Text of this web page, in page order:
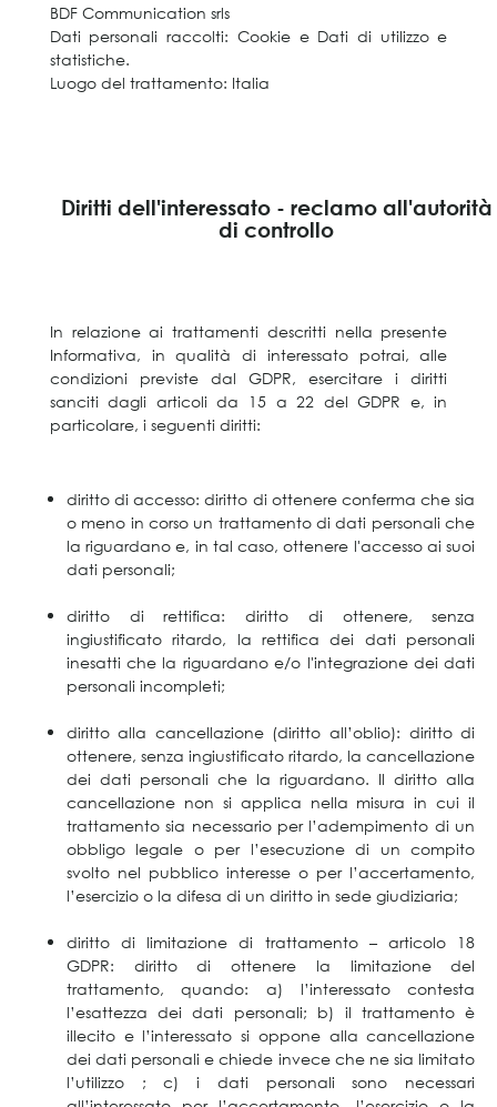
BDF Communication srls
Dati personali raccolti: Cookie e Dati di utilizzo e
statistiche.
Luogo del trattamento: Italia
Diritti dell'interessato - reclamo all'autorità
di controllo
In relazione ai trattamenti descritti nella presente
Informativa, in qualità di interessato potrai, alle
condizioni previste dal GDPR, esercitare i diritti
sanciti dagli articoli da 15 a 22 del GDPR e, in
particolare, i seguenti diritti:
diritto di accesso: diritto di ottenere conferma che sia
o meno in corso un trattamento di dati personali che
la riguardano e, in tal caso, ottenere l'accesso ai suoi
dati personali;
diritto di rettifica: diritto di ottenere, senza
ingiustificato ritardo, la rettifica dei dati personali
inesatti che la riguardano e/o l'integrazione dei dati
personali incompleti;
diritto alla cancellazione (diritto all’oblio): diritto di
ottenere, senza ingiustificato ritardo, la cancellazione
dei dati personali che la riguardano. Il diritto alla
cancellazione non si applica nella misura in cui il
trattamento sia necessario per l’adempimento di un
obbligo legale o per l’esecuzione di un compito
svolto nel pubblico interesse o per l’accertamento,
l’esercizio o la difesa di un diritto in sede giudiziaria;
diritto di limitazione di trattamento – articolo 18
GDPR: diritto di ottenere la limitazione del
trattamento, quando: a) l’interessato contesta
l’esattezza dei dati personali; b) il trattamento è
illecito e l’interessato si oppone alla cancellazione
dei dati personali e chiede invece che ne sia limitato
l’utilizzo ; c) i dati personali sono necessari